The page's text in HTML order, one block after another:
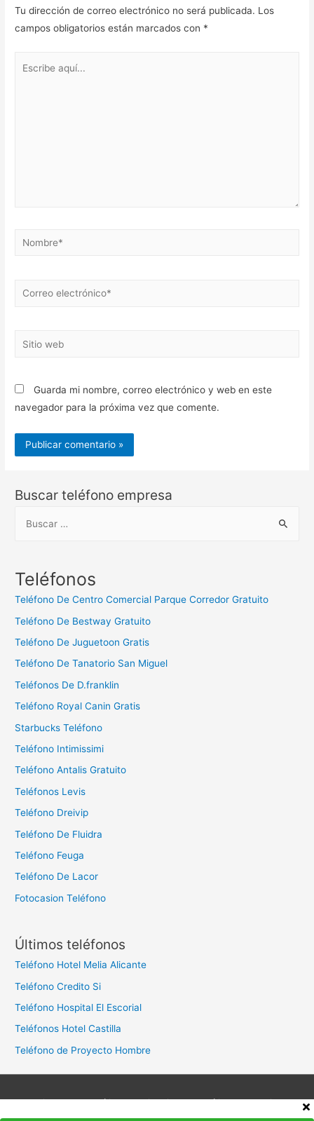
Tu dirección de correo electrónico no será publicada. Los
campos obligatorios están marcados con *
Nombre*
Correo
Sitio
Guarda mi nombre, correo electrónico y web en este
navegador para la próxima vez que comente.
Buscar teléfono empresa
c
:
Teléfonos
Teléfono De Centro Comercial Parque Corredor Gratuito
Teléfono De Bestway Gratuito
Teléfono De Juguetoon Gratis
Teléfono De Tanatorio San Miguel
Teléfonos De D.franklin
Teléfono Royal Canin Gratis
Starbucks Teléfono
Teléfono Intimissimi
Teléfono Antalis Gratuito
Teléfonos Levis
Teléfono Dreivip
Teléfono De Fluidra
Teléfono Feuga
Teléfono De Lacor
Fotocasion Teléfono
Últimos teléfonos
Teléfono Hotel Melia Alicante
Teléfono Credito Si
Teléfono Hospital El Escorial
Teléfonos Hotel Castilla
Teléfono de Proyecto Hombre
Aviso legal Política de privacidad
Política de cookies